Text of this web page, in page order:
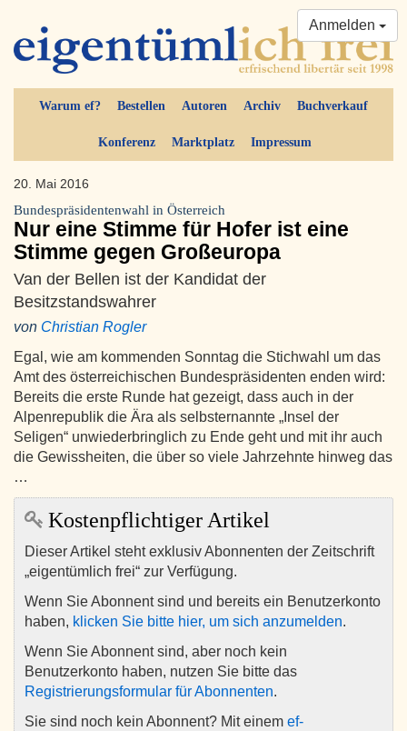
Warum ef? Bestellen Autoren Archiv Buchverkauf
Konferenz Marktplatz Impressum
Anmelden
20. Mai 2016
Bundespräsidentenwahl in Österreich
Nur eine Stimme für Hofer ist eine
Stimme gegen Großeuropa
Van der Bellen ist der Kandidat der
Besitzstandswahrer
von Christian Rogler
Egal, wie am kommenden Sonntag die Stichwahl um das
Amt des österreichischen Bundespräsidenten enden wird:
Bereits die erste Runde hat gezeigt, dass auch in der
Alpenrepublik die Ära als selbsternannte „Insel der
Seligen“ unwiederbringlich zu Ende geht und mit ihr auch
die Gewissheiten, die über so viele Jahrzehnte hinweg das
…
Kostenpflichtiger Artikel
Dieser Artikel steht exklusiv Abonnenten der Zeitschrift
„eigentümlich frei“ zur Verfügung.
Wenn Sie Abonnent sind und bereits ein Benutzerkonto
haben, klicken Sie bitte hier, um sich anzumelden.
Wenn Sie Abonnent sind, aber noch kein
Benutzerkonto haben, nutzen Sie bitte das
Registrierungsformular für Abonnenten.
Sie sind noch kein Abonnent? Mit einem ef-